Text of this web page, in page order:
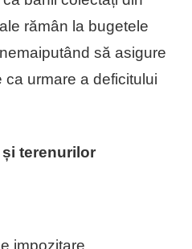
rămân la bugetele
să asigure
urmare a deficitului
terenurilor
impozitare